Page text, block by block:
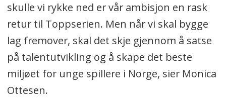
skulle vi rykke ned er vår ambisjon en rask
retur til Toppserien. Men når vi skal bygge
lag fremover, skal det skje gjennom å satse
på talentutvikling og å skape det beste
miljøet for unge spillere i Norge, sier Monica
Ottesen.